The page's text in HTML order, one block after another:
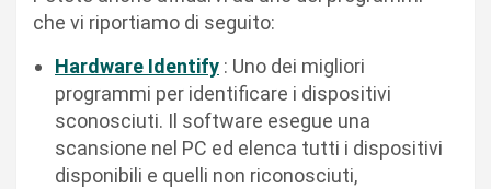
che vi riportiamo di seguito:
Hardware Identify : Uno dei migliori
programmi per identificare i dispositivi
sconosciuti. Il software esegue una
scansione nel PC ed elenca tutti i dispositivi
disponibili e quelli non riconosciuti,